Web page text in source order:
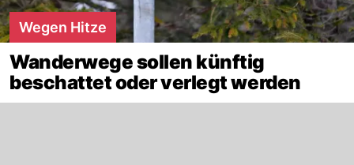
Wegen Hitze
Wanderwege sollen künftig
beschattet oder verlegt werden